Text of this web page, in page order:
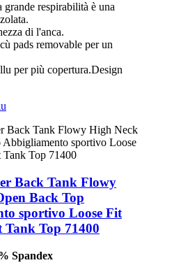
respirabilità è una
di l'anca.
pads removable per un
per più copertura.Design
Back Tank Flowy
Back Top
sportivo Loose Fit
Tank Top 71400
Spandex